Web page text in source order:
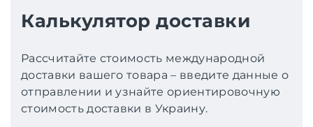
Калькулятор доставки
Рассчитайте стоимость международной
доставки вашего товара – введите данные о
отправлении и узнайте ориентировочную
стоимость доставки в Украину.